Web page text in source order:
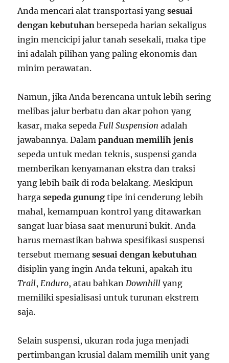
Anda mencari alat transportasi yangsesuai
dengan kebutuhan bersepeda harian sekaligus
ingin mencicipi jalur tanah sesekali, maka tipe
ini adalah pilihan yang paling ekonomis dan
minim perawatan.
Namun, jika Anda berencana untuk lebih sering
melibas jalur berbatu dan akar pohon yang
kasar, maka sepedaFull Suspension adalah
jawabannya. Dalampanduan memilih jenis
sepeda untuk medan teknis, suspensi ganda
memberikan kenyamanan ekstra dan traksi
yang lebih baik di roda belakang. Meskipun
hargasepeda gunung tipe ini cenderung lebih
mahal, kemampuan kontrol yang ditawarkan
sangat luar biasa saat menuruni bukit. Anda
harus memastikan bahwa spesifikasi suspensi
tersebut memangsesuai dengan kebutuhan
disiplin yang ingin Anda tekuni, apakah itu
Trail,Enduro, atau bahkanDownhill yang
memiliki spesialisasi untuk turunan ekstrem
saja.
Selain suspensi, ukuran roda juga menjadi
pertimbangan krusial dalam memilih unit yang